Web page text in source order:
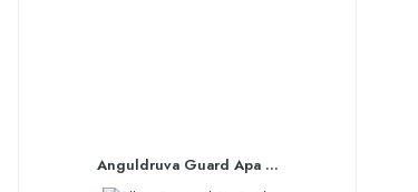
Anguldruva Guard Apa ...